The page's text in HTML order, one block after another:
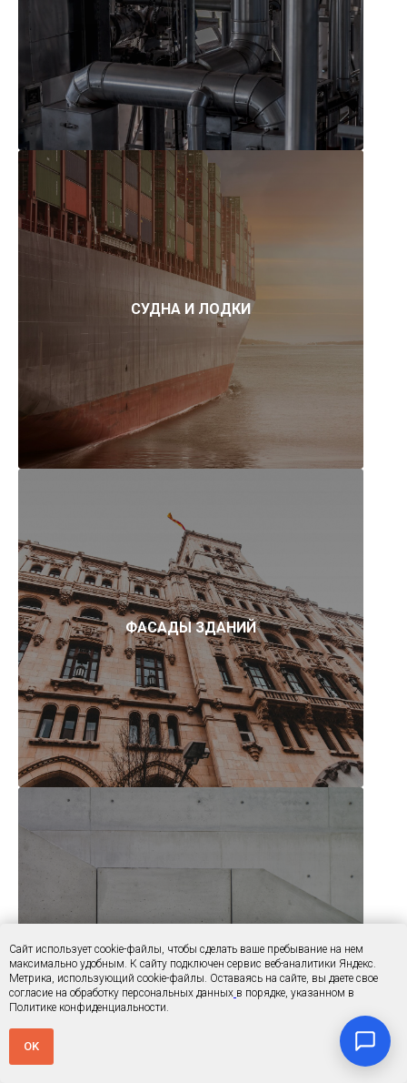
СУДНА И ЛОДКИ
ФАСАДЫ ЗДАНИЙ
БЕТОН
Сайт использует cookie-файлы, чтобы сделать ваше пребывание на нем
максимально удобным. К cайту подключен сервис веб-аналитики Яндекс.
Метрика, использующий cookie-файлы. Оставаясь на сайте, вы даете свое
согласие на обработку персональных данных в порядке, указанном в
Политике конфиденциальности.
OK